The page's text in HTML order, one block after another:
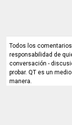
Todos los
responsabilidad de
conversación -
probar. QT es un
manera.